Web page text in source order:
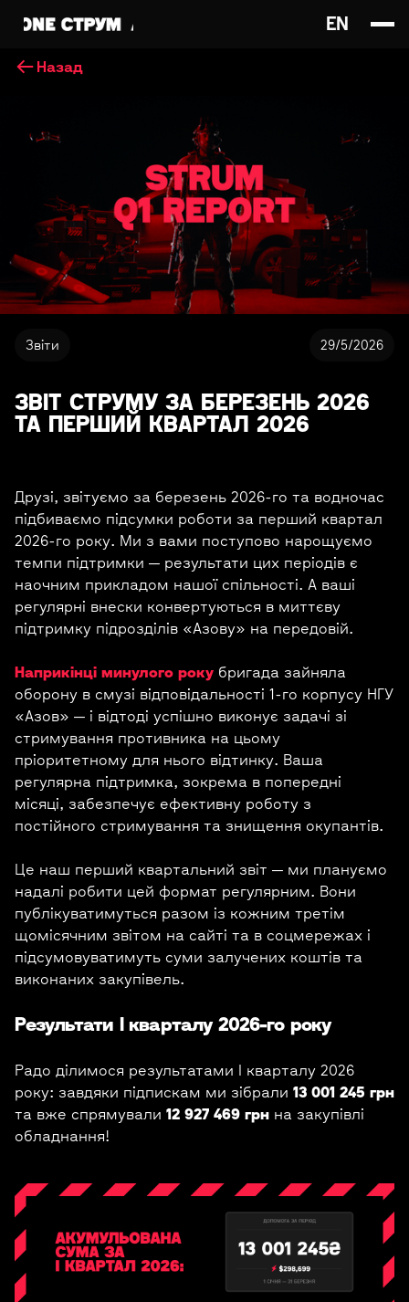
EN
Назад
Звіти 29/5/2026
ЗВІТ СТРУМУ ЗА БЕРЕЗЕНЬ 2026
ТА ПЕРШИЙ КВАРТАЛ 2026
Друзі, звітуємо за березень 2026-го та водночас
підбиваємо підсумки роботи за перший квартал
2026-го року. Ми з вами поступово нарощуємо
темпи підтримки — результати цих періодів є
наочним прикладом нашої спільності. А ваші
регулярні внески конвертуються в миттєву
підтримку підрозділів «Азову» на передовій.
Наприкінці минулого року бригада зайняла
оборону в смузі відповідальності 1-го корпусу НГУ
«Азов» — і відтоді успішно виконує задачі зі
стримування противника на цьому
пріоритетному для нього відтинку. Ваша
регулярна підтримка, зокрема в попередні
місяці, забезпечує ефективну роботу з
постійного стримування та знищення окупантів.
Це наш перший квартальний звіт — ми плануємо
надалі робити цей формат регулярним. Вони
публікуватимуться разом із кожним третім
щомісячним звітом на сайті та в соцмережах і
підсумовуватимуть суми залучених коштів та
виконаних закупівель.
Результати I кварталу 2026-го року
Радо ділимося результатами I кварталу 2026
року: завдяки підпискам ми зібрали 13 001 245 грн
та вже спрямували 12 927 469 грн на закупівлі
обладнання!